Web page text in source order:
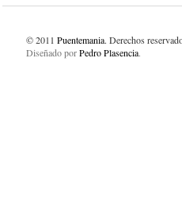
© 2011 Puentemania. Derechos
Diseñado porPedro Plasencia.